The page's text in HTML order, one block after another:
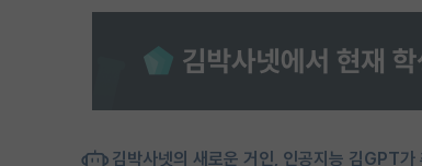
김박사넷의 새로운 거인, 인공지능 김GPT